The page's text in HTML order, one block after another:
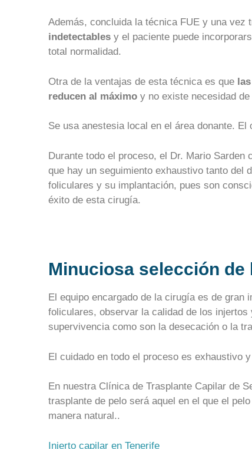
Además, concluida la técnica FUE y una vez
indetectables y el paciente puede
total normalidad.
Otra de la ventajas de esta técnica es que
reducen al máximo y no existe necesidad
Se usa anestesia local en el área donante.
Durante todo el proceso, el Dr. Mario
que hay un seguimiento exhaustivo tanto del
foliculares y su implantación, pues son
éxito de esta cirugía.
Minuciosa selección
El equipo encargado de la cirugía es de gran
foliculares, observar la calidad de los
supervivencia como son la desecación o la
El cuidado en todo el proceso es exhaustivo
En nuestra Clínica de Trasplante Capilar de
trasplante de pelo será aquel en el que el
manera natural..
Injerto capilar en Tenerife